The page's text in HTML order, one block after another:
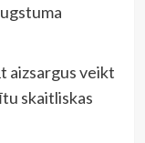
aizsargus veikt
skaitliskas